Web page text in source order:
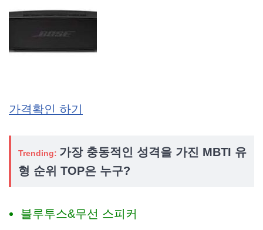
가격확인 하기
Trending: 가장 충동적인 성격을 가진 MBTI 유
형 순위 TOP은 누구?
블루투스&무선 스피커